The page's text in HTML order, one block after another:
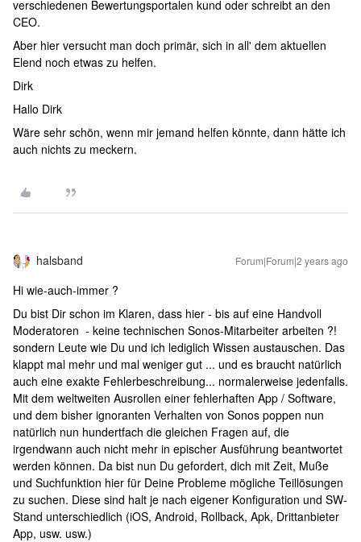
verschiedenen Bewertungsportalen kund oder schreibt an den
CEO.
Aber hier versucht man doch primär, sich in all' dem aktuellen
Elend noch etwas zu helfen.
Dirk
Hallo Dirk
Wäre sehr schön, wenn mir jemand helfen könnte, dann hätte ich
auch nichts zu meckern.
halsband Forum|Forum|2 years ago
Hi wie-auch-immer ?
Du bist Dir schon im Klaren, dass hier - bis auf eine Handvoll
Moderatoren - keine technischen Sonos-Mitarbeiter arbeiten ?!
sondern Leute wie Du und ich lediglich Wissen austauschen. Das
klappt mal mehr und mal weniger gut ... und es braucht natürlich
auch eine exakte Fehlerbeschreibung... normalerweise jedenfalls.
Mit dem weltweiten Ausrollen einer fehlerhaften App / Software,
und dem bisher ignoranten Verhalten von Sonos poppen nun
natürlich nun hundertfach die gleichen Fragen auf, die
irgendwann auch nicht mehr in epischer Ausführung beantwortet
werden können. Da bist nun Du gefordert, dich mit Zeit, Muße
und Suchfunktion hier für Deine Probleme mögliche Teillösungen
zu suchen. Diese sind halt je nach eigener Konfiguration und SW-
Stand unterschiedlich (iOS, Android, Rollback, Apk, Drittanbieter
App, usw. usw.)